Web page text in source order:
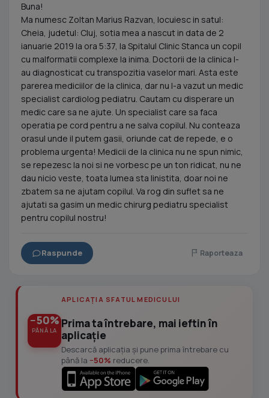
Buna!
Ma numesc Zoltan Marius Razvan, locuiesc in satul:
Cheia, judetul: Cluj, sotia mea a nascut in data de 2
ianuarie 2019 la ora 5:37, la Spitalul Clinic Stanca un copil
cu malformatii complexe la inima. Doctorii de la clinica l-
au diagnosticat cu transpozitia vaselor mari. Asta este
parerea mediciilor de la clinica, dar nu l-a vazut un medic
specialist cardiolog pediatru. Cautam cu disperare un
medic care sa ne ajute. Un specialist care sa faca
operatia pe cord pentru a ne salva copilul. Nu conteaza
orasul unde il putem gasii, oriunde cat de repede, e o
problema urgenta! Medicii de la clinica nu ne spun nimic,
se repezesc la noi si ne vorbesc pe un ton ridicat, nu ne
dau nicio veste, toata lumea sta linistita, doar noi ne
zbatem sa ne ajutam copilul. Va rog din suflet sa ne
ajutati sa gasim un medic chirurg pediatru specialist
pentru copilul nostru!
Raspunde Raporteaza
−50%
PÂNĂ LA
APLICAȚIA SFATUL MEDICULUI
Prima ta întrebare, mai ieftin în
aplicație
Descarcă aplicația și pune prima întrebare cu
până la −50% reducere.